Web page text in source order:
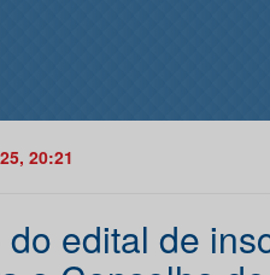
20:21
edital de